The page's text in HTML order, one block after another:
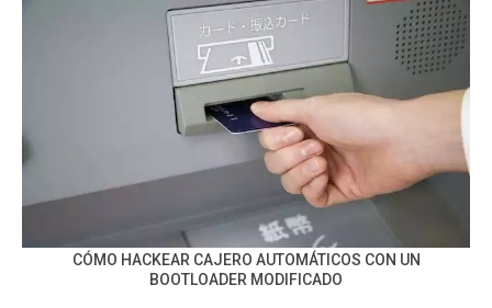
CÓMO HACKEAR CAJERO AUTOMÁTICOS CON UN
BOOTLOADER MODIFICADO